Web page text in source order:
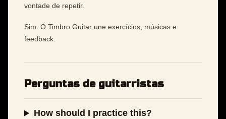
vontade de repetir.
Sim. O Timbro Guitar une exercícios, músicas e
feedback.
Perguntas de guitarristas
How should I practice this?